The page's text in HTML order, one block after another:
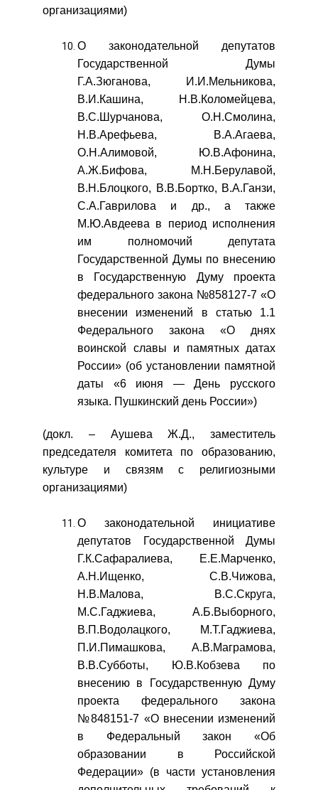
организациями)
О законодательной депутатов
Государственной Думы
Г.А.Зюганова, И.И.Мельникова,
В.И.Кашина, Н.В.Коломейцева,
В.С.Шурчанова, О.Н.Смолина,
Н.В.Арефьева, В.А.Агаева,
О.Н.Алимовой, Ю.В.Афонина,
А.Ж.Бифова, М.Н.Берулавой,
В.Н.Блоцкого, В.В.Бортко, В.А.Ганзи,
С.А.Гаврилова и др., а также
М.Ю.Авдеева в период исполнения
им полномочий депутата
Государственной Думы по внесению
в Государственную Думу проекта
федерального закона №858127-7 «О
внесении изменений в статью 1.1
Федерального закона «О днях
воинской славы и памятных датах
России» (об установлении памятной
даты «6 июня — День русского
языка. Пушкинский день России»)
(докл. – Аушева Ж.Д., заместитель
председателя комитета по образованию,
культуре и связям с религиозными
организациями)
О законодательной инициативе
депутатов Государственной Думы
Г.К.Сафаралиева, Е.Е.Марченко,
А.Н.Ищенко, С.В.Чижова,
Н.В.Малова, В.С.Скруга,
М.С.Гаджиева, А.Б.Выборного,
В.П.Водолацкого, М.Т.Гаджиева,
П.И.Пимашкова, А.В.Маграмова,
В.В.Субботы, Ю.В.Кобзева по
внесению в Государственную Думу
проекта федерального закона
№848151-7 «О внесении изменений
в Федеральный закон «Об
образовании в Российской
Федерации» (в части установления